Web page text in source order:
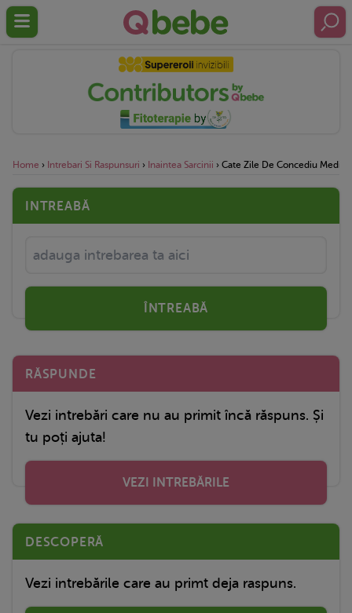
Home › Intrebari Si Raspunsuri › Inaintea Sarcinii › Cate Zile De Concediu
INTREABĂ
ÎNTREABĂ
RĂSPUNDE
Vezi intrebări care nu au primit încă răspuns. Și
tu poți ajuta!
VEZI INTREBĂRILE
DESCOPERĂ
Vezi intrebările care au primt deja raspuns.